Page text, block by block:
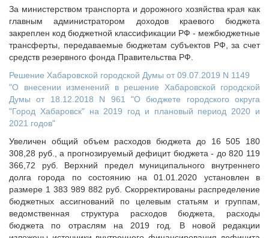
За министерством транспорта и дорожного хозяйства края как
главным администратором доходов краевого бюджета
закреплен код бюджетной классификации РФ - межбюджетные
трансферты, передаваемые бюджетам субъектов РФ, за счет
средств резервного фонда Правительства РФ.
Решение Хабаровской городской Думы от 09.07.2019 N 1149
"О внесении изменений в решение Хабаровской городской
Думы от 18.12.2018 N 961 "О бюджете городского округа
"Город Хабаровск" на 2019 год и плановый период 2020 и
2021 годов"
Увеличен общий объем расходов бюджета до 16 505 180
308,28 руб., а прогнозируемый дефицит бюджета - до 820 119
366,72 руб. Верхний предел муниципального внутреннего
долга города по состоянию на 01.01.2020 установлен в
размере 1 383 989 882 руб. Скорректированы распределение
бюджетных ассигнований по целевым статьям и группам,
ведомственная структура расходов бюджета, расходы
бюджета по отраслям на 2019 год. В новой редакции